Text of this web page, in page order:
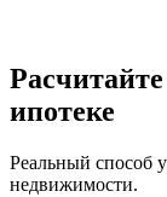
ипотеке
Реальный способ
недвижимости.